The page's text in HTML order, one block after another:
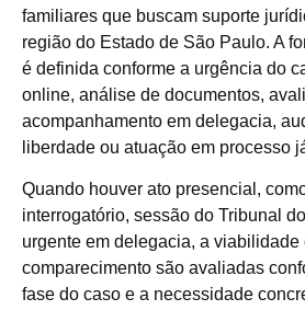
familiares que buscam suporte
região do Estado de São Paulo. A
é definida conforme a urgência do
online, análise de documentos,
acompanhamento em delegacia,
liberdade ou atuação em processo
Quando houver ato presencial,
interrogatório, sessão do Tribunal
urgente em delegacia, a viabilidade
comparecimento são avaliadas
fase do caso e a necessidade